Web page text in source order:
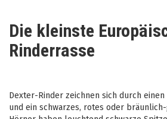
Die kleinste
Rinderrasse
Dexter-Rinder zeichnen sich durch
und ein schwarzes, rotes oder